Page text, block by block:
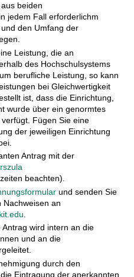
beiden
jedem Fall erforderlichm
den Umfang der
Leistung, die an
des Hochschulsystems
berufliche Leistung, so kann
bei Gleichwertigkeit
ist, dass die Einrichtung,
wurde über ein genormtes
Fügen Sie eine
der jeweiligen Einrichtung
Antrag mit der
beachten).
und senden Sie
Nachweisen an
wird intern an die
und an die
durch den
Eintragung der anerkannten